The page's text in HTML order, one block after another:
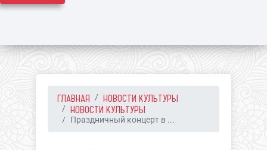
ГЛАВНАЯ
НОВОСТИ КУЛЬТУРЫ
НОВОСТИ КУЛЬТУРЫ
Праздничный концерт в ...